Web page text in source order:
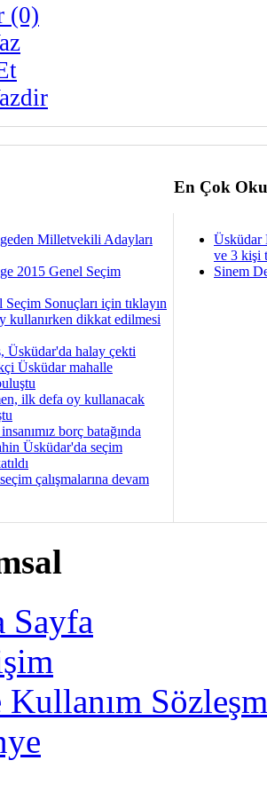
(0)
En Çok
Milletvekili Adayları
2015 Genel Seçim
Sonuçları için tıklayın
kullanırken dikkat edilmesi
Üsküdar'da halay çekti
Üsküdar mahalle
ilk defa oy kullanacak
borç batağında
Üsküdar'da seçim
çalışmalarına devam
Üsküdar
ve 3 kişi
Sinem
Sayfa
Kullanım